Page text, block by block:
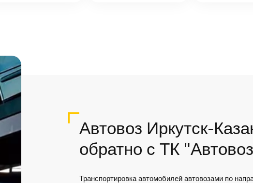
Автовоз Иркутск-
обратно с ТК
Транспортировка автомобилей автовозами по